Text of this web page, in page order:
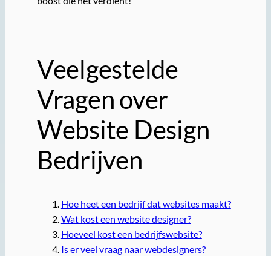
Veelgestelde
Vragen over
Website Design
Bedrijven
Hoe heet een bedrijf dat websites maakt?
Wat kost een website designer?
Hoeveel kost een bedrijfswebsite?
Is er veel vraag naar webdesigners?